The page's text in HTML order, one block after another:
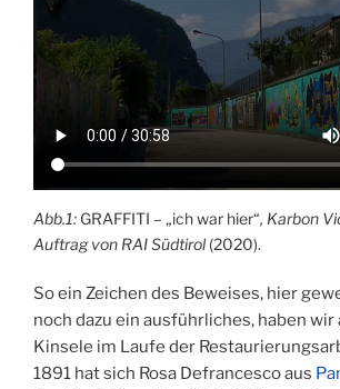
Abb.1: GRAFFITI – „ich war hier“, Karbon
Auftrag von RAI Südtirol (2020).
So ein Zeichen des Beweises, hier
noch dazu ein ausführliches, haben wir
Kinsele im Laufe der
1891 hat sich Rosa Defrancesco aus